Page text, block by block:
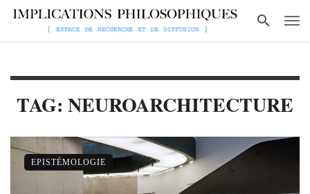
TAG: NEUROARCHITECTURE
EPISTÉMOLOGIE